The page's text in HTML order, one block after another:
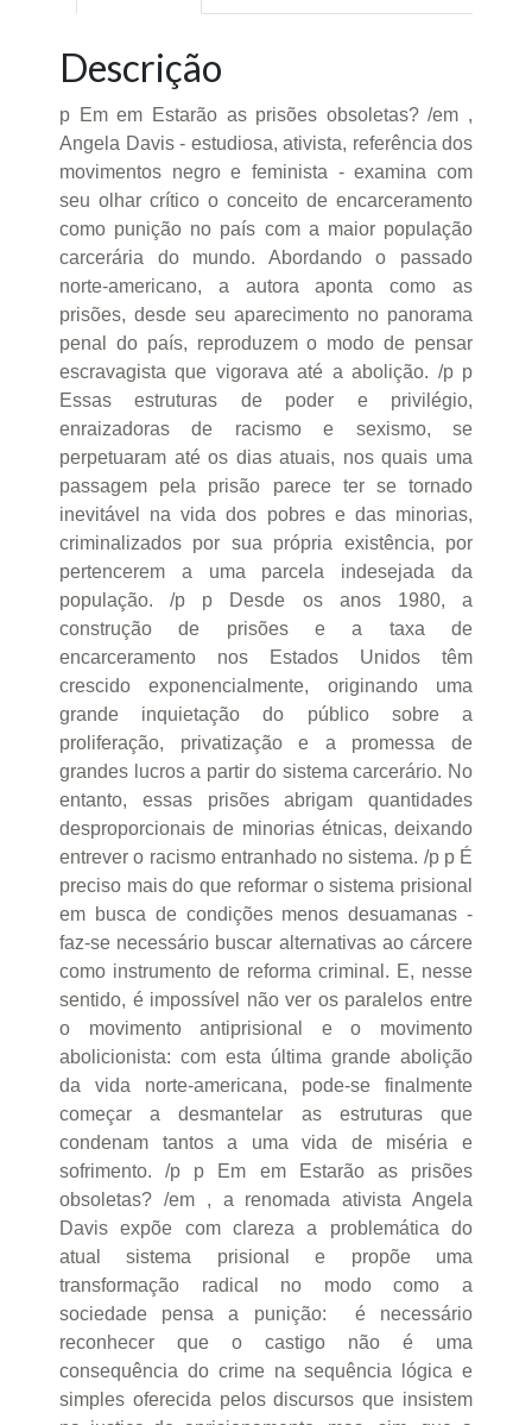
Descrição
p Em em Estarão as prisões obsoletas? /em ,
Angela Davis - estudiosa, ativista, referência dos
movimentos negro e feminista - examina com
seu olhar crítico o conceito de encarceramento
como punição no país com a maior população
carcerária do mundo. Abordando o passado
norte-americano, a autora aponta como as
prisões, desde seu aparecimento no panorama
penal do país, reproduzem o modo de pensar
escravagista que vigorava até a abolição. /p p
Essas estruturas de poder e privilégio,
enraizadoras de racismo e sexismo, se
perpetuaram até os dias atuais, nos quais uma
passagem pela prisão parece ter se tornado
inevitável na vida dos pobres e das minorias,
criminalizados por sua própria existência, por
pertencerem a uma parcela indesejada da
população. /p p Desde os anos 1980, a
construção de prisões e a taxa de
encarceramento nos Estados Unidos têm
crescido exponencialmente, originando uma
grande inquietação do público sobre a
proliferação, privatização e a promessa de
grandes lucros a partir do sistema carcerário. No
entanto, essas prisões abrigam quantidades
desproporcionais de minorias étnicas, deixando
entrever o racismo entranhado no sistema. /p p É
preciso mais do que reformar o sistema prisional
em busca de condições menos desuamanas -
faz-se necessário buscar alternativas ao cárcere
como instrumento de reforma criminal. E, nesse
sentido, é impossível não ver os paralelos entre
o movimento antiprisional e o movimento
abolicionista: com esta última grande abolição
da vida norte-americana, pode-se finalmente
começar a desmantelar as estruturas que
condenam tantos a uma vida de miséria e
sofrimento. /p p Em em Estarão as prisões
obsoletas? /em , a renomada ativista Angela
Davis expõe com clareza a problemática do
atual sistema prisional e propõe uma
transformação radical no modo como a
sociedade pensa a punição: é necessário
reconhecer que o castigo não é uma
consequência do crime na sequência lógica e
simples oferecida pelos discursos que insistem